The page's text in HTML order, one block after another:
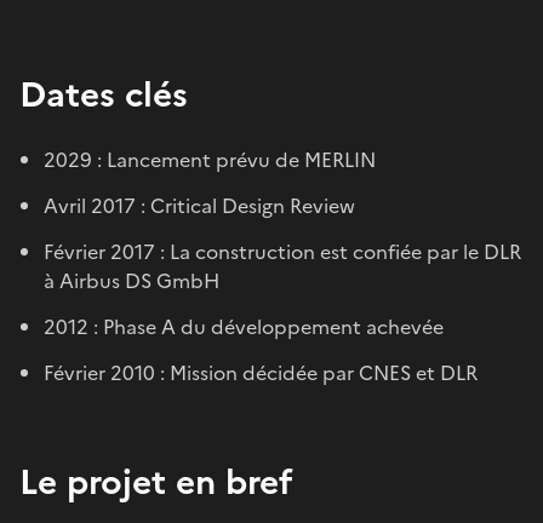
Dates clés
2029 : Lancement prévu de MERLIN
Avril 2017 : Critical Design Review
Février 2017 : La construction est confiée par le DLR
à Airbus DS GmbH
2012 : Phase A du développement achevée
Février 2010 : Mission décidée par CNES et DLR
Le projet en bref